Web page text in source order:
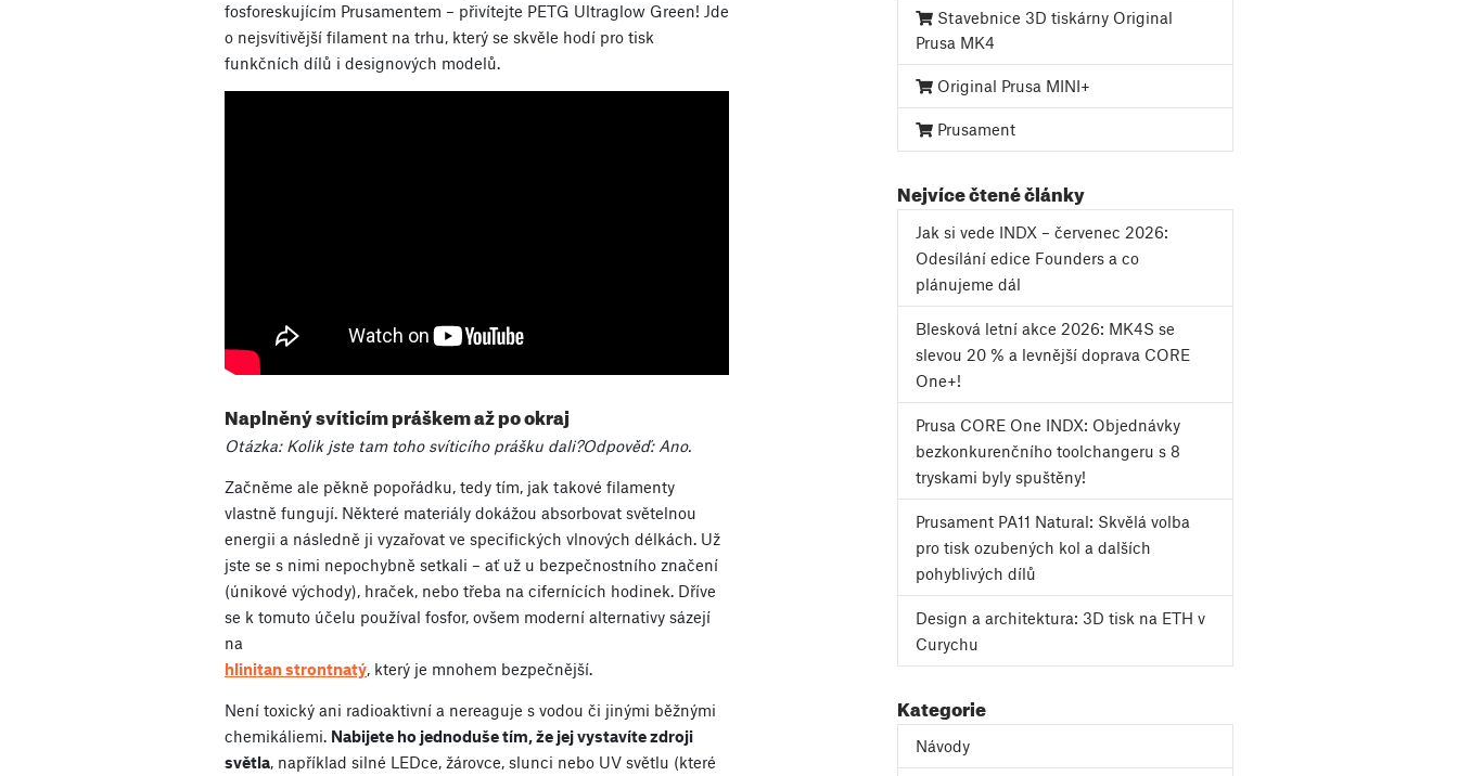
fosforeskujícím Prusamentem – přivítejte PETG Ultraglow Green! Jde
o nejsvítivější filament na trhu, který se skvěle hodí pro tisk
funkčních dílů i designových modelů.
Naplněný svíticím práškem až po okraj
Otázka: Kolik jste tam toho svíticího prášku dali?Odpověď: Ano.
Začněme ale pěkně popořádku, tedy tím, jak takové filamenty
vlastně fungují. Některé materiály dokážou absorbovat světelnou
energii a následně ji vyzařovat ve specifických vlnových délkách. Už
jste se s nimi nepochybně setkali – ať už u bezpečnostního značení
(únikové východy), hraček, nebo třeba na cifernících hodinek. Dříve
se k tomuto účelu používal fosfor, ovšem moderní alternativy sázejí
na
hlinitan strontnatý, který je mnohem bezpečnější.
Není toxický ani radioaktivní a nereaguje s vodou či jinými běžnými
chemikáliemi. Nabijete ho jednoduše tím, že jej vystavíte zdroji
světla, například silné LEDce, žárovce, slunci nebo UV světlu (které
Stavebnice 3D tiskárny Original
Prusa MK4
Original Prusa MINI+
Prusament
Nejvíce čtené články
Jak si vede INDX – červenec 2026:
Odesílání edice Founders a co
plánujeme dál
Blesková letní akce 2026: MK4S se
slevou 20 % a levnější doprava CORE
One+!
Prusa CORE One INDX: Objednávky
bezkonkurenčního toolchangeru s 8
tryskami byly spuštěny!
Prusament PA11 Natural: Skvělá volba
pro tisk ozubených kol a dalších
pohyblivých dílů
Design a architektura: 3D tisk na ETH v
Curychu
Kategorie
Návody